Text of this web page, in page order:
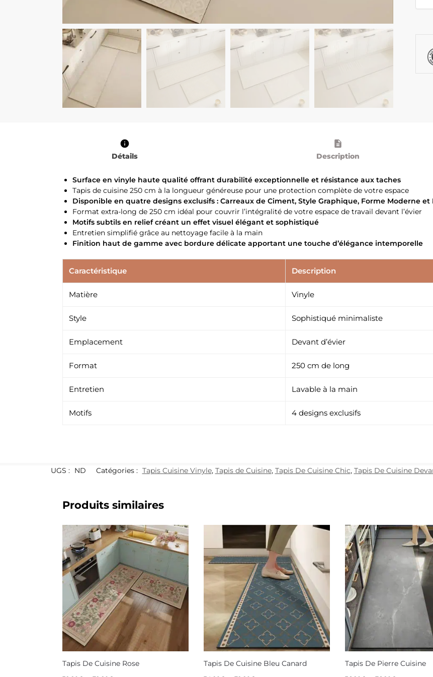
Détails Description
Surface en vinyle haute qualité offrant durabilité exceptionnelle et résistance aux taches
Tapis de cuisine 250 cm à la longueur généreuse pour une protection complète de votre espace
Disponible en quatre designs exclusifs : Carreaux de Ciment, Style Graphique, Forme Moderne
Format extra-long de 250 cm idéal pour couvrir l’intégralité de votre espace de travail devant l’évier
Motifs subtils en relief créant un effet visuel élégant et sophistiqué
Entretien simplifié grâce au nettoyage facile à la main
Finition haut de gamme avec bordure délicate apportant une touche d’élégance intemporelle
Caractéristique Description
Matière Vinyle
Style Sophistiqué minimaliste
Emplacement Devant d’évier
Format 250 cm de long
Entretien Lavable à la main
Motifs 4 designs exclusifs
UGS : ND Catégories : Tapis Cuisine Vinyle, Tapis de Cuisine, Tapis De Cuisine Chic, Tapis De Cuisine
Produits similaires
Tapis De Cuisine Rose Tapis De Cuisine Bleu Canard Tapis De Pierre Cuisine